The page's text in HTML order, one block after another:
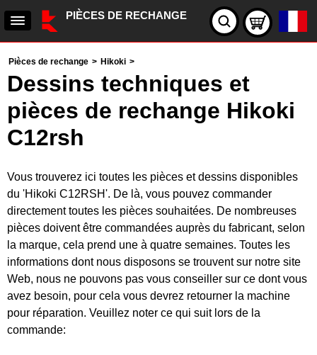
PIÈCES DE RECHANGE
Pièces de rechange > Hikoki >
Dessins techniques et
pièces de rechange Hikoki
C12rsh
Vous trouverez ici toutes les pièces et dessins disponibles
du 'Hikoki C12RSH'. De là, vous pouvez commander
directement toutes les pièces souhaitées. De nombreuses
pièces doivent être commandées auprès du fabricant, selon
la marque, cela prend une à quatre semaines. Toutes les
informations dont nous disposons se trouvent sur notre site
Web, nous ne pouvons pas vous conseiller sur ce dont vous
avez besoin, pour cela vous devrez retourner la machine
pour réparation. Veuillez noter ce qui suit lors de la
commande: